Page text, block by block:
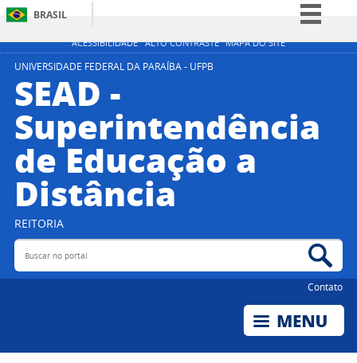
ACESSIBILIDADE ALTO CONTRASTE MAPA DO SITE
BRASIL
Simplifique!
Acesso à informação
Legislação
Canais
UNIVERSIDADE FEDERAL DA PARAÍBA - UFPB
SEAD -
Superintendência
de Educação a
Distância
REITORIA
Buscar no portal
Contato